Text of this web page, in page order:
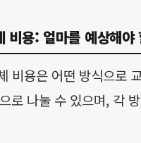
비용: 얼마를 예상해야
비용은 어떤 방식으로
로 나눌 수 있으며, 각